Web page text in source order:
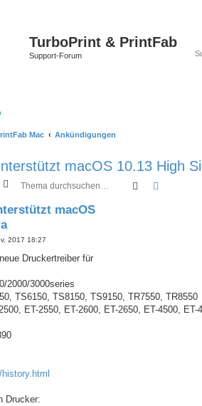
TurboPrint & PrintFab
Support-Forum
Mac Ankündigungen
macOS 10.13 High
Suche
macOS
2017 18:27
Druckertreiber für
2000/3000series
TS6150, TS8150, TS9150, TR7550, TR8550
ET-2550, ET-2600, ET-2650, ET-4500, ET-
Drucker: